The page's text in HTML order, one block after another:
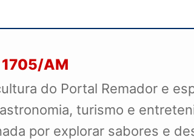
AM
do Portal Remador e
turismo e
por explorar sabores e